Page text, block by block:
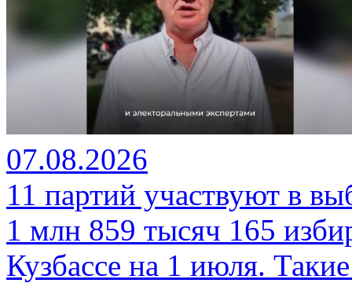
07.08.2026
11 партий участвуют в
1 млн 859 тысяч 165
Кузбассе на 1 июля.